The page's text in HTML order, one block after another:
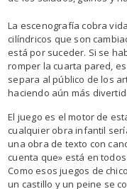
La escenografía cobra
cilíndricos que son
está por suceder. Si se
romper la cuarta pared,
separa al público de los
haciendo aún más
El juego es el motor de
cualquier obra infantil
una obra de texto con
cuenta que» está en
Como esos juegos de
un castillo y un peine se